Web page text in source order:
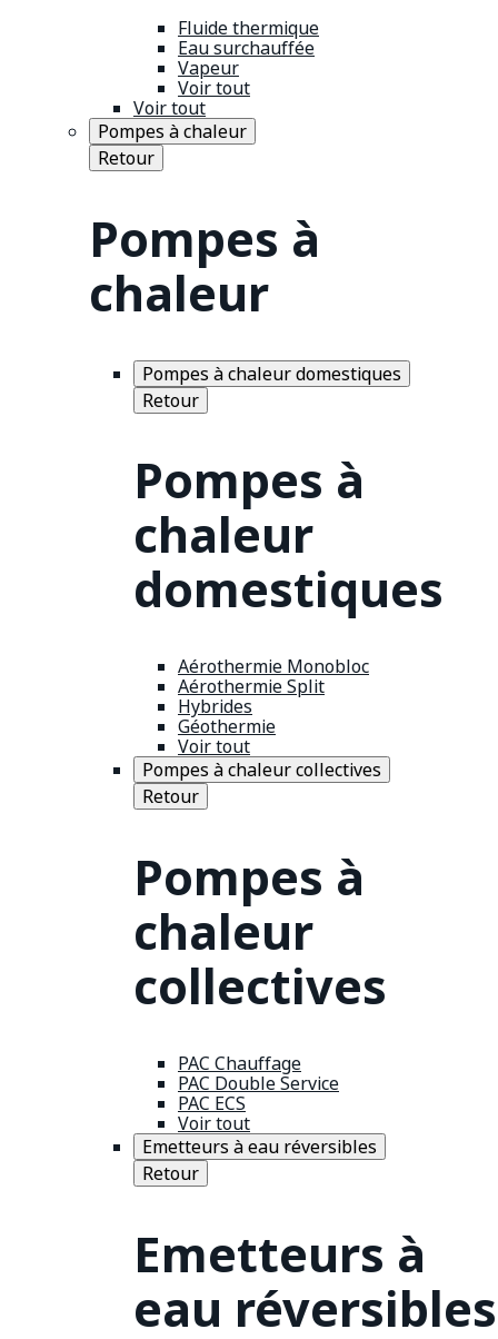
Fluide thermique
Eau surchauffée
Vapeur
Voir tout
Voir tout
Pompes à chaleur
Retour
Pompes à
chaleur
Pompes à chaleur domestiques
Retour
Pompes à
chaleur
domestiques
Aérothermie Monobloc
Aérothermie Split
Hybrides
Géothermie
Voir tout
Pompes à chaleur collectives
Retour
Pompes à
chaleur
collectives
PAC Chauffage
PAC Double Service
PAC ECS
Voir tout
Emetteurs à eau réversibles
Retour
Emetteurs à
eau réversibles